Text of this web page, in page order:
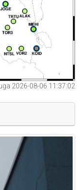
2026-08-06 11:37:02